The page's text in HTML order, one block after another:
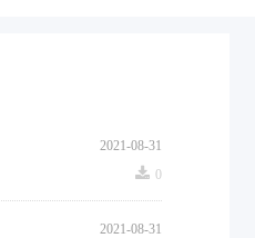
2021-08-31
끂 0
2021-08-31